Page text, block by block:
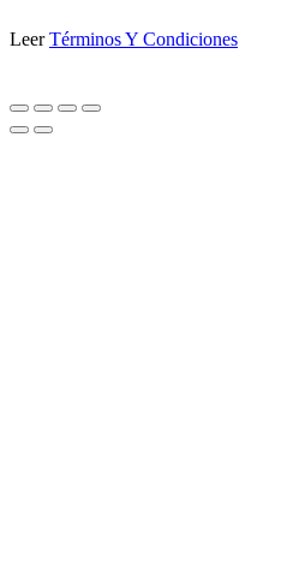
LeerTérminos Y Condiciones